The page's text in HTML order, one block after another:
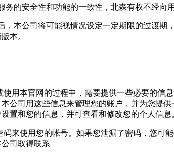
务的安全性和功能的一致性，北森有权不经向
，本公司将可能视情况设定一定期限的过渡
本。
使用本官网的过程中，需要提供一些必要的
公司用这些信息来管理您的账户，并为您提
置和您的信息，并可查看和修改您的个人信息
码来使用您的帐号。如果您泄漏了密码，您
司取得联系